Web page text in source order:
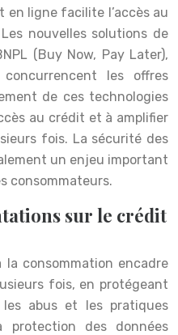
en ligne facilite l’accès au
nouvelles solutions de
(Buy Now, Pay Later),
les offres
de ces technologies
au crédit et à amplifier
fois. La sécurité des
un enjeu important
consommateurs.
sur le crédit
consommation encadre
fois, en protégeant
les abus et les pratiques
protection des données